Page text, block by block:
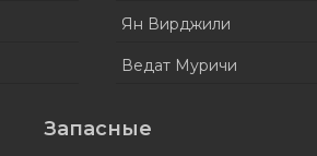
Ян Вирджили
Ведат Муричи
Запасные